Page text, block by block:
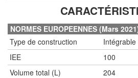
NORMES EUROPEENNES (Mars
Type de construction
Intégrable
IEE
100
Volume total (L)
204